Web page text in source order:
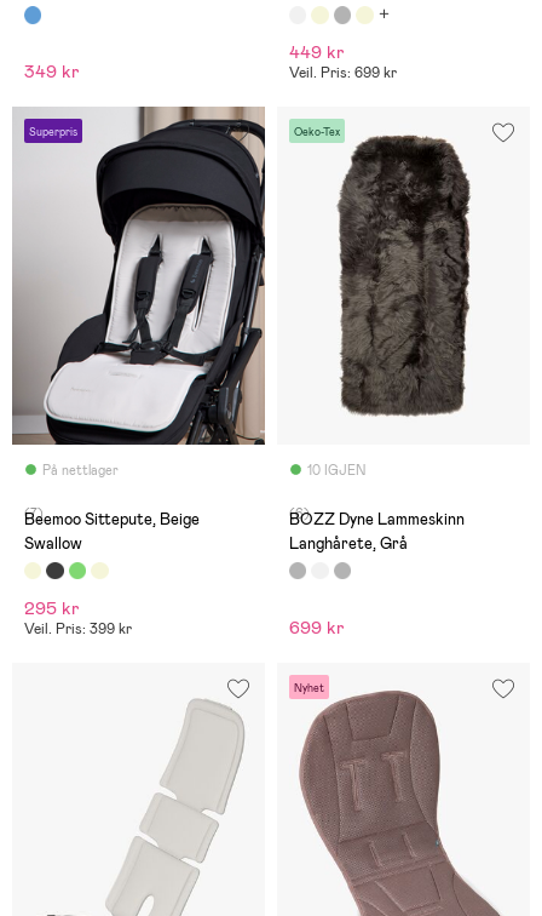
349 kr
449 kr
Veil. Pris: 699 kr
Superpris
På nettlager
(7)
Beemoo Sittepute, Beige
Swallow
295 kr
Veil. Pris: 399 kr
Oeko-Tex
10 IGJEN
(6)
BOZZ Dyne Lammeskinn
Langhårete, Grå
699 kr
Nyhet